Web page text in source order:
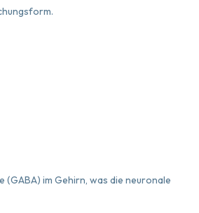
im Gehirn, was die neuronale